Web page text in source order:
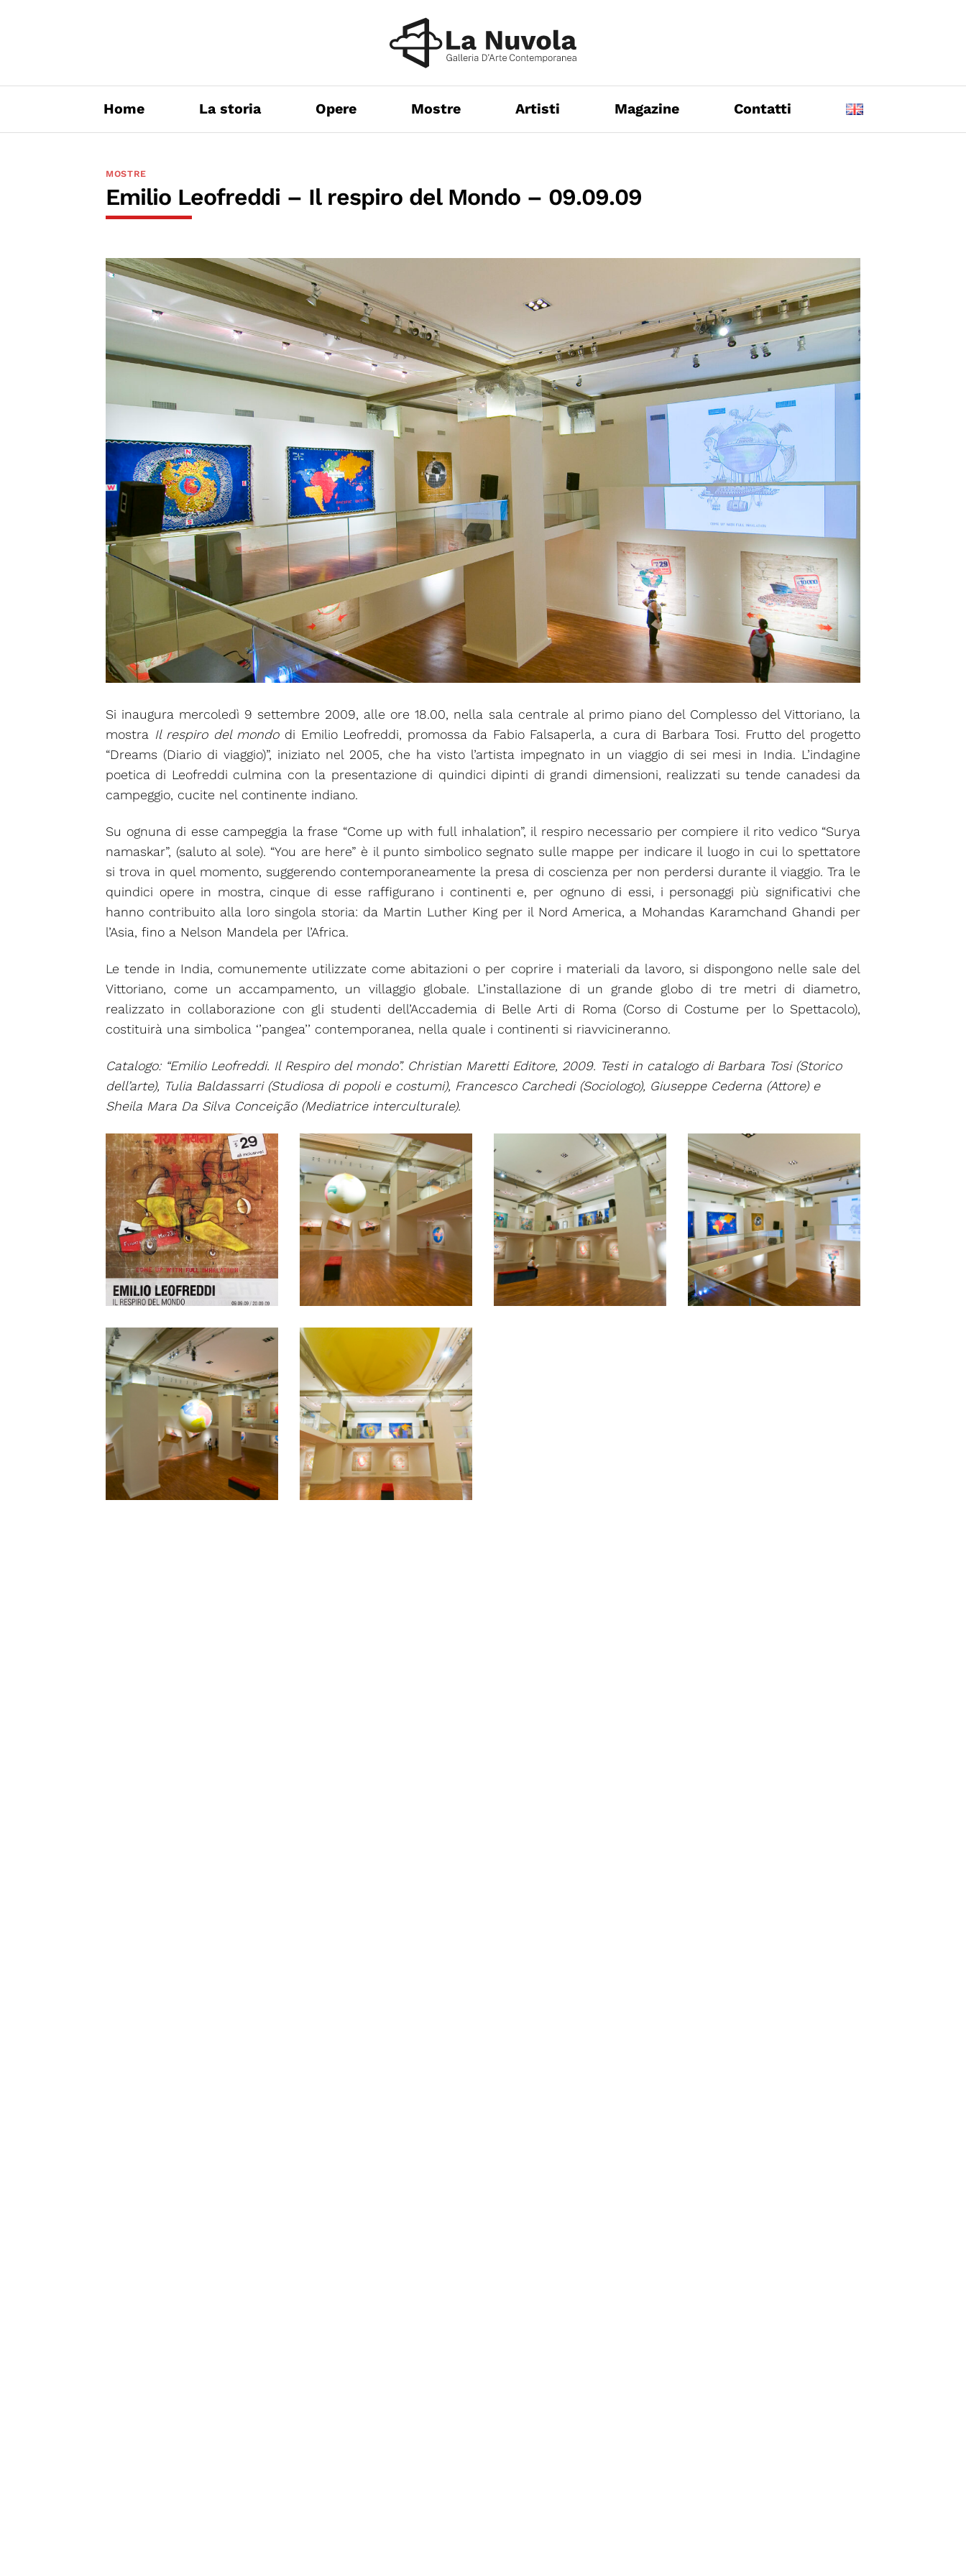
Home La storia Opere Mostre Artisti Magazine Contatti
MOSTRE
Emilio Leofreddi – Il respiro del Mondo – 09.09.09
Si inaugura mercoledì 9 settembre 2009, alle ore 18.00, nella sala centrale al primo piano del Complesso del Vittoriano, la
mostra Il respiro del mondodi Emilio Leofreddi, promossa da Fabio Falsaperla, a cura di Barbara Tosi. Frutto del progetto
“Dreams (Diario di viaggio)”, iniziato nel 2005, che ha visto l’artista impegnato in un viaggio di sei mesi in India. L’indagine
poetica di Leofreddi culmina con la presentazione di quindici dipinti di grandi dimensioni, realizzati su tende canadesi da
campeggio, cucite nel continente indiano.
Su ognuna di esse campeggia la frase “Come up with full inhalation”, il respiro necessario per compiere il rito vedico “Surya
namaskar”, (saluto al sole). “You are here” è il punto simbolico segnato sulle mappe per indicare il luogo in cui lo spettatore
si trova in quel momento, suggerendo contemporaneamente la presa di coscienza per non perdersi durante il viaggio. Tra le
quindici opere in mostra, cinque di esse raffigurano i continenti e, per ognuno di essi, i personaggi più significativi che
hanno contribuito alla loro singola storia: da Martin Luther King per il Nord America, a Mohandas Karamchand Ghandi per
l’Asia, fino a Nelson Mandela per l’Africa.
Le tende in India, comunemente utilizzate come abitazioni o per coprire i materiali da lavoro, si dispongono nelle sale del
Vittoriano, come un accampamento, un villaggio globale. L’installazione di un grande globo di tre metri di diametro,
realizzato in collaborazione con gli studenti dell’Accademia di Belle Arti di Roma (Corso di Costume per lo Spettacolo),
costituirà una simbolica ‘’pangea’’ contemporanea, nella quale i continenti si riavvicineranno.
Catalogo: “Emilio Leofreddi. Il Respiro del mondo”. Christian Maretti Editore, 2009. Testi in catalogo di Barbara Tosi (Storico
dell’arte), Tulia Baldassarri (Studiosa di popoli e costumi), Francesco Carchedi (Sociologo), Giuseppe Cederna (Attore) e
Sheila Mara Da Silva Conceição (Mediatrice interculturale).